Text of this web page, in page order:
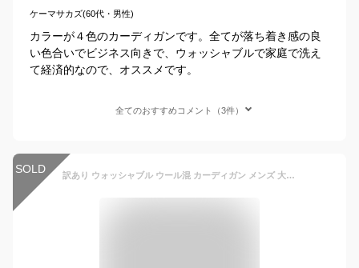
ケーマサカズ(60代・男性)
カラーが４色のカーディガンです。全てが落ち着き感の良
い色合いでビジネス向きで、ウォッシャブルで家庭で洗え
て経済的なので、オススメです。
全てのおすすめコメント（3件）
SOLD 訳あり ウォッシャブル ウール混 カーディガン メンズ 大きいサイズ 薄手 手洗い シンプル ニット 羽織り vネック アイボリー グレー ブラック レッド スウェット セーター トップス 春 秋冬 秋 冬 あったか 秋服 ゆったり ビジネス 男性 紳士 ウール M L LL 2L ar-41200